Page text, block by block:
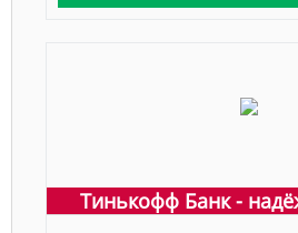
Тинькофф Банк -